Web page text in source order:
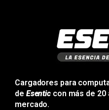
Cargadores para
de Esentic con más de
mercado.